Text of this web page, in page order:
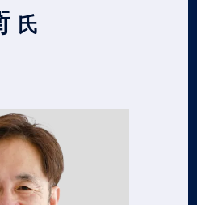
氏